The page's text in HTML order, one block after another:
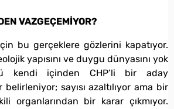
VAZGEÇEMİYOR?
bu gerçeklere gözlerini kapatıyor.
yapısını ve duygu dünyasını yok
kendi içinden CHP’li bir aday
belirleniyor; sayısı azaltılıyor ama bir
organlarından bir karar çıkmıyor.